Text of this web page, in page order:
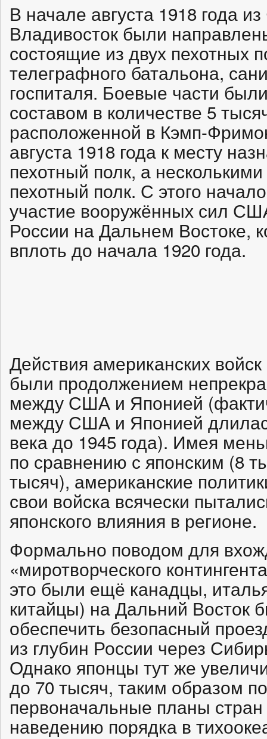
В начале августа 1918 года
Владивосток были
состоящие из двух пехотных
телеграфного батальона,
госпиталя. Боевые части
составом в количестве 5
расположенной в Кэмп-
августа 1918 года к месту
пехотный полк, а
пехотный полк. С этого
участие вооружённых сил
России на Дальнем Востоке,
вплоть до начала 1920 года.
Действия американских
были продолжением
между США и Японией
между США и Японией
века до 1945 года). Имея
по сравнению с японским (8
тысяч), американские
свои войска всячески
японского влияния в регионе.
Формально поводом для
«миротворческого
это были ещё канадцы,
китайцы) на Дальний Восток
обеспечить безопасный
из глубин России через
Однако японцы тут же
до 70 тысяч, таким образом
первоначальные планы
наведению порядка в